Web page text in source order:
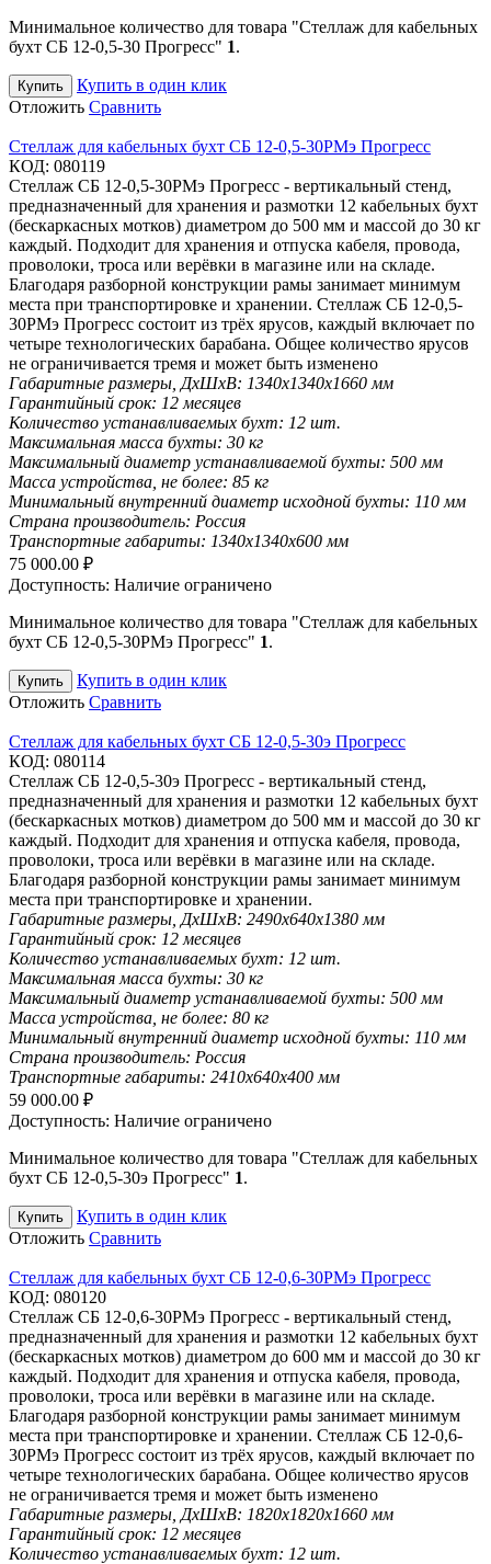
Минимальное количество для товара "Стеллаж для кабельных
бухт СБ 12-0,5-30 Прогресс" 1.
Купить
Купить в один клик
Отложить Сравнить
Стеллаж для кабельных бухт СБ 12-0,5-30РМэ Прогресс
КОД: 080119
Стеллаж СБ 12-0,5-30РМэ Прогресс - вертикальный стенд,
предназначенный для хранения и размотки 12 кабельных бухт
(бескаркасных мотков) диаметром до 500 мм и массой до 30 кг
каждый. Подходит для хранения и отпуска кабеля, провода,
проволоки, троса или верёвки в магазине или на складе.
Благодаря разборной конструкции рамы занимает минимум
места при транспортировке и хранении. Стеллаж СБ 12-0,5-
30РМэ Прогресс состоит из трёх ярусов, каждый включает по
четыре технологических барабана. Общее количество ярусов
не ограничивается тремя и может быть изменено
Габаритные размеры, ДхШхВ: 1340х1340х1660 мм
Гарантийный срок: 12 месяцев
Количество устанавливаемых бухт: 12 шт.
Максимальная масса бухты: 30 кг
Максимальный диаметр устанавливаемой бухты: 500 мм
Масса устройства, не более: 85 кг
Минимальный внутренний диаметр исходной бухты: 110 мм
Страна производитель: Россия
Транспортные габариты: 1340х1340х600 мм
75 000.00 ₽
Доступность: Наличие ограничено
Минимальное количество для товара "Стеллаж для кабельных
бухт СБ 12-0,5-30РМэ Прогресс" 1.
Купить
Купить в один клик
Отложить Сравнить
Стеллаж для кабельных бухт СБ 12-0,5-30э Прогресс
КОД: 080114
Стеллаж СБ 12-0,5-30э Прогресс - вертикальный стенд,
предназначенный для хранения и размотки 12 кабельных бухт
(бескаркасных мотков) диаметром до 500 мм и массой до 30 кг
каждый. Подходит для хранения и отпуска кабеля, провода,
проволоки, троса или верёвки в магазине или на складе.
Благодаря разборной конструкции рамы занимает минимум
места при транспортировке и хранении.
Габаритные размеры, ДхШхВ: 2490х640х1380 мм
Гарантийный срок: 12 месяцев
Количество устанавливаемых бухт: 12 шт.
Максимальная масса бухты: 30 кг
Максимальный диаметр устанавливаемой бухты: 500 мм
Масса устройства, не более: 80 кг
Минимальный внутренний диаметр исходной бухты: 110 мм
Страна производитель: Россия
Транспортные габариты: 2410х640х400 мм
59 000.00 ₽
Доступность: Наличие ограничено
Минимальное количество для товара "Стеллаж для кабельных
бухт СБ 12-0,5-30э Прогресс" 1.
Купить
Купить в один клик
Отложить Сравнить
Стеллаж для кабельных бухт СБ 12-0,6-30РМэ Прогресс
КОД: 080120
Стеллаж СБ 12-0,6-30РМэ Прогресс - вертикальный стенд,
предназначенный для хранения и размотки 12 кабельных бухт
(бескаркасных мотков) диаметром до 600 мм и массой до 30 кг
каждый. Подходит для хранения и отпуска кабеля, провода,
проволоки, троса или верёвки в магазине или на складе.
Благодаря разборной конструкции рамы занимает минимум
места при транспортировке и хранении. Стеллаж СБ 12-0,6-
30РМэ Прогресс состоит из трёх ярусов, каждый включает по
четыре технологических барабана. Общее количество ярусов
не ограничивается тремя и может быть изменено
Габаритные размеры, ДхШхВ: 1820х1820х1660 мм
Гарантийный срок: 12 месяцев
Количество устанавливаемых бухт: 12 шт.